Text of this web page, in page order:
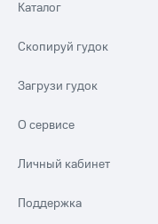
Каталог
Скопируй гудок
Загрузи гудок
О сервисе
Личный кабинет
Поддержка